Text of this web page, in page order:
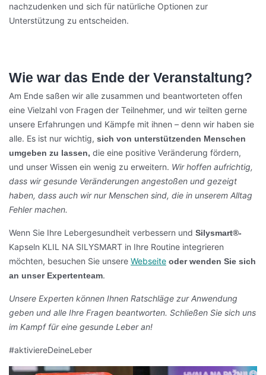
nachzudenken und sich für natürliche Optionen zur
Unterstützung zu entscheiden.
Wie war das Ende der Veranstaltung?
Am Ende saßen wir alle zusammen und beantworteten offen
eine Vielzahl von Fragen der Teilnehmer, und wir teilten gerne
unsere Erfahrungen und Kämpfe mit ihnen – denn wir haben sie
alle. Es ist nur wichtig, sich von unterstützenden Menschen
umgeben zu lassen, die eine positive Veränderung fördern,
und unser Wissen ein wenig zu erweitern. Wir hoffen aufrichtig,
dass wir gesunde Veränderungen angestoßen und gezeigt
haben, dass auch wir nur Menschen sind, die in unserem Alltag
Fehler machen.
Wenn Sie Ihre Lebergesundheit verbessern und Silysmart®-
Kapseln KLIL NA SILYSMART in Ihre Routine integrieren
möchten, besuchen Sie unsere Webseite oder wenden Sie sich
an unser Expertenteam.
Unsere Experten können Ihnen Ratschläge zur Anwendung
geben und alle Ihre Fragen beantworten. Schließen Sie sich uns
im Kampf für eine gesunde Leber an!
#aktiviereDeineLeber